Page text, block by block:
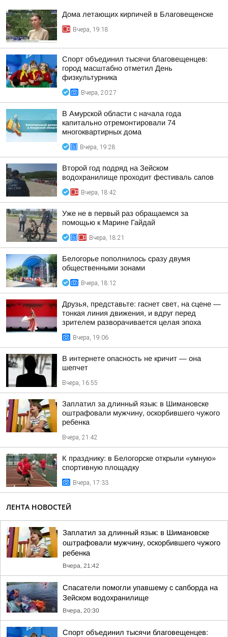
Дома летающих кирпичей в Благовещенске
Вчера, 19:18
Спорт объединил тысячи благовещенцев:
город масштабно отметил День
физкультурника
Вчера, 20:27
В Амурской области с начала года
капитально отремонтировали 74
многоквартирных дома
Вчера, 19:28
Второй год подряд на Зейском
водохранилище проходит фестиваль сапов
Вчера, 18:42
Уже не в первый раз обращаемся за
помощью к Марине Гайдай
Вчера, 18:21
Белогорье пополнилось сразу двумя
общественными зонами
Вчера, 18:12
Друзья, представьте: гаснет свет, на сцене —
тонкая линия движения, и вдруг перед
зрителем разворачивается целая эпоха
Вчера, 19:06
В интернете опасность не кричит — она
шепчет
Вчера, 16:55
Заплатил за длинный язык: в Шимановске
оштрафовали мужчину, оскорбившего чужого
ребенка
Вчера, 21:42
К празднику: в Белогорске открыли «умную»
спортивную площадку
Вчера, 17:33
ЛЕНТА НОВОСТЕЙ
Заплатил за длинный язык: в Шимановске
оштрафовали мужчину, оскорбившего чужого
ребенка
Вчера, 21:42
Спасатели помогли упавшему с сапборда на
Зейском водохранилище
Вчера, 20:30
Спорт объединил тысячи благовещенцев: